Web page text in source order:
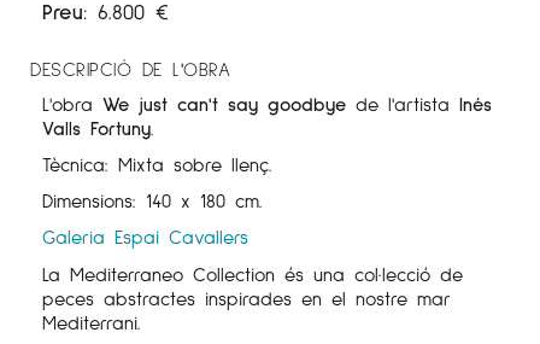
Preu: 6.800 €
DESCRIPCIÓ DE L'OBRA
L'obra We just can't say goodbye de l'artista Inés
Valls Fortuny
Tècnica: Mixta sobre llenç.
Dimensions: 140 x 180 cm.
Galeria Espai Cavallers
La Mediterraneo Collection és una col·lecció de
peces abstractes inspirades en el nostre mar
Mediterrani.